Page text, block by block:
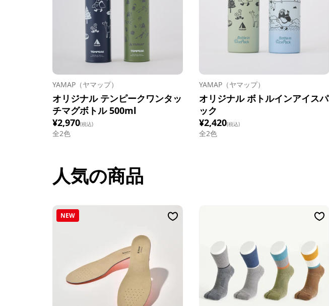
YAMAP（ヤマップ）
オリジナル テンピークワンタッ
チマグボトル 500ml
¥2,970(税込)
全2色
YAMAP（ヤマップ）
オリジナル ボトルインアイスパ
ック
¥2,420(税込)
全2色
人気の商品
NEW